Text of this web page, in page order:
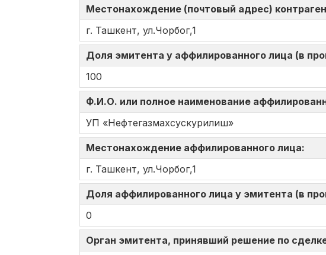
Местонахождение (почтовый адрес)
г. Ташкент, ул.Чорбог,1
Доля эмитента у аффилированного лица (в
100
Ф.И.О. или полное наименование
УП «Нефтегазмахсускурилиш»
Местонахождение аффилированного лица:
г. Ташкент, ул.Чорбог,1
Доля аффилированного лица у эмитента (в
0
Орган эмитента, принявший решение по